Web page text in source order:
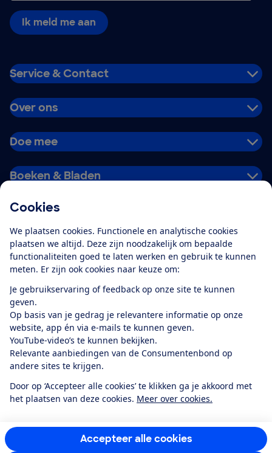
Cookies
We plaatsen cookies. Functionele en analytische cookies
plaatsen we altijd. Deze zijn noodzakelijk om bepaalde
functionaliteiten goed te laten werken en gebruik te kunnen
meten. Er zijn ook cookies naar keuze om:
Je gebruikservaring of feedback op onze site te kunnen
geven.
Op basis van je gedrag je relevantere informatie op onze
website, app én via e-mails te kunnen geven.
YouTube-video’s te kunnen bekijken.
Relevante aanbiedingen van de Consumentenbond op
andere sites te krijgen.
Door op ‘Accepteer alle cookies’ te klikken ga je akkoord met
het plaatsen van deze cookies. Meer over cookies.
Accepteer alle cookies
Ik meld me aan
Service & Contact
Over ons
Doe mee
Boeken & Bladen
Alles over de
app
Algemene Voorwaarden
Privacyverklaring
Cookiebeleid
Privacyvoorkeuren
Toegankelijkheid
RSS-feed nieuws
Facebook
TwitterInstagram
YoutubeLinkedIn
12.901consumentenbeoordelen de Consumentenbondmet gemiddeld